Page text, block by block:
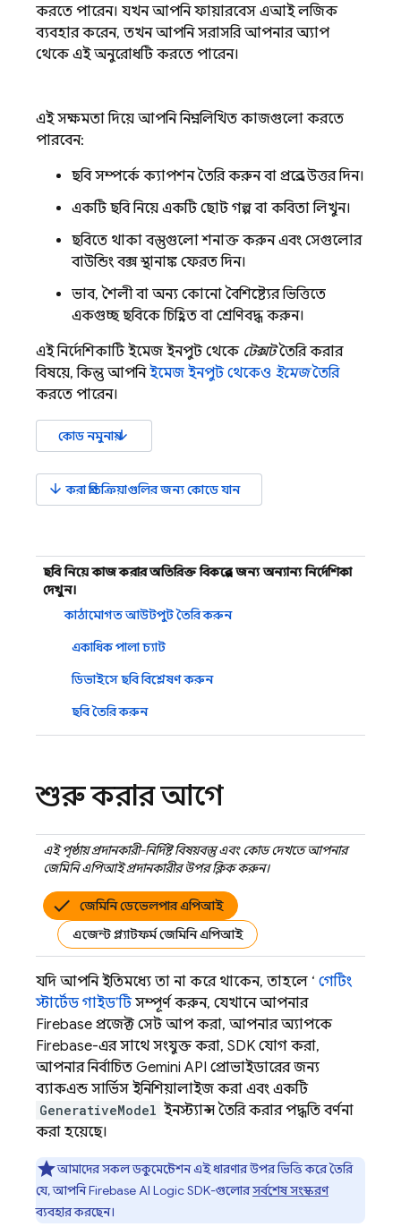
করতে পারেন। যখন আপনিফায়ারবেস এআই লজিক
ব্যবহার করেন, তখন আপনি সরাসরি আপনার অ্যাপ
থেকে এই অনুরোধটি করতে পারেন।
এই সক্ষমতা দিয়ে আপনি নিম্নলিখিত কাজগুলো করতে
পারবেন:
ছবি সম্পর্কে ক্যাপশন তৈরি করুন বা প্রশ্নের উত্তর দিন।
একটি ছবি নিয়ে একটি ছোট গল্প বা কবিতা লিখুন।
ছবিতে থাকা বস্তুগুলো শনাক্ত করুন এবং সেগুলোর
বাউন্ডিং বক্স স্থানাঙ্ক ফেরত দিন।
ভাব, শৈলী বা অন্য কোনো বৈশিষ্ট্যের ভিত্তিতে
একগুচ্ছ ছবিকে চিহ্নিত বা শ্রেণিবদ্ধ করুন।
এই নির্দেশিকাটি ইমেজ ইনপুট থেকে টেক্সটতৈরি করার
বিষয়ে, কিন্তু আপনিইমেজ ইনপুট থেকেও ইমেজতৈরি
করতে পারেন।
কোড নমুনায়
arrow_downward
arrow_downward করা প্রতিক্রিয়াগুলির জন্য কোডে যান
ছবি নিয়ে কাজ করার অতিরিক্ত বিকল্পের জন্য অন্যান্য নির্দেশিকা
দেখুন।
কাঠামোগত আউটপুট তৈরি করুন
একাধিক পালা চ্যাট
ডিভাইসে ছবি বিশ্লেষণ করুন
ছবি তৈরি করুন
শুরু করার আগে
এই পৃষ্ঠায় প্রদানকারী-নির্দিষ্ট বিষয়বস্তু এবং কোড দেখতে আপনার
জেমিনি এপিআইপ্রদানকারীর উপর ক্লিক করুন।
জেমিনি ডেভেলপার এপিআই
এজেন্ট প্ল্যাটফর্ম জেমিনি এপিআই
যদি আপনি ইতিমধ্যে তা না করে থাকেন, তাহলে ‘ গেটিং
স্টার্টেড গাইড’টিসম্পূর্ণ করুন, যেখানে আপনার
Firebase প্রজেক্ট সেট আপ করা, আপনার অ্যাপকে
Firebase-এর সাথে সংযুক্ত করা, SDK যোগ করা,
আপনার নির্বাচিত Gemini API প্রোভাইডারের জন্য
ব্যাকএন্ড সার্ভিস ইনিশিয়ালাইজ করা এবং একটি
GenerativeModel ইনস্ট্যান্স তৈরি করার পদ্ধতি বর্ণনা
করা হয়েছে।
আমাদের সকল ডকুমেন্টেশন এই ধারণার উপর ভিত্তি করে তৈরি
যে, আপনিFirebase AI LogicSDK-গুলোরসর্বশেষ সংস্করণ
ব্যবহার করছেন।